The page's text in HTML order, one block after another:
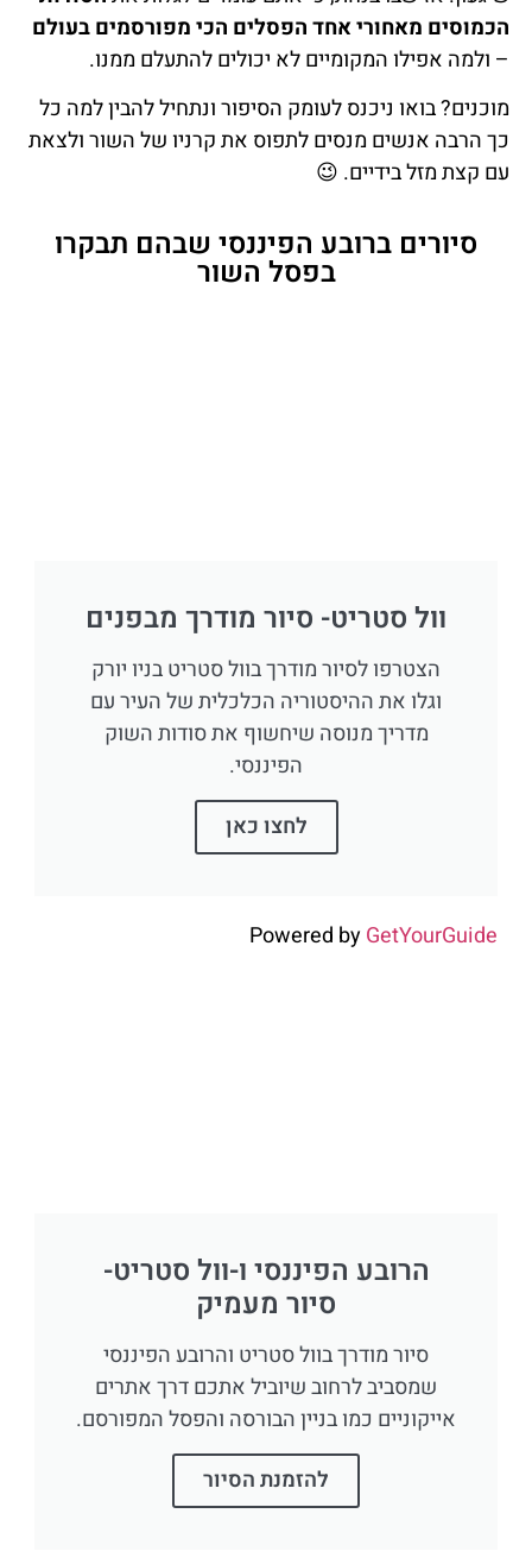
הכמוסים מאחורי אחד הפסלים הכי מפורסמים בעולם
– ולמה אפילו המקומיים לא יכולים להתעלם ממנו.
מוכנים? בואו ניכנס לעומק הסיפור ונתחיל להבין למה כל
כך הרבה אנשים מנסים לתפוס את קרניו של השור ולצאת
עם קצת מזל בידיים. 😉
סיורים ברובע הפיננסי שבהם תבקרו
בפסל השור
וול סטריט- סיור מודרך מבפנים
הצטרפו לסיור מודרך בוול סטריט בניו יורק
וגלו את ההיסטוריה הכלכלית של העיר עם
מדריך מנוסה שיחשוף את סודות השוק
הפיננסי.
לחצו כאן
Powered byGetYourGuide
הרובע הפיננסי ו-וול סטריט-
סיור מעמיק
סיור מודרך בוול סטריט והרובע הפיננסי
שמסביב לרחוב שיוביל אתכם דרך אתרים
אייקוניים כמו בניין הבורסה והפסל המפורסם.
להזמנת הסיור